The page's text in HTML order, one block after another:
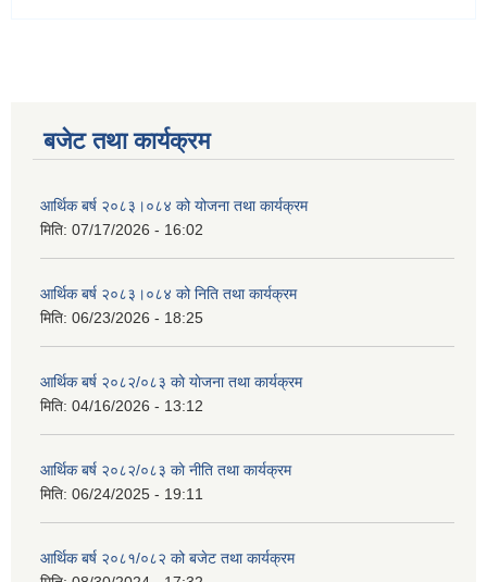
बजेट तथा कार्यक्रम
आर्थिक बर्ष २०८३।०८४ को योजना तथा कार्यक्रम
मिति: 07/17/2026 - 16:02
आर्थिक बर्ष २०८३।०८४ को निति तथा कार्यक्रम
मिति: 06/23/2026 - 18:25
आर्थिक बर्ष २०८२/०८३ काे याेजना तथा कार्यक्रम
मिति: 04/16/2026 - 13:12
आर्थिक बर्ष २०८२/०८३ काे नीति तथा कार्यक्रम
मिति: 06/24/2025 - 19:11
आर्थिक बर्ष २०८१/०८२ को बजेट तथा कार्यक्रम